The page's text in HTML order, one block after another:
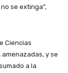
se extinga”,
Ciencias
y se
a la